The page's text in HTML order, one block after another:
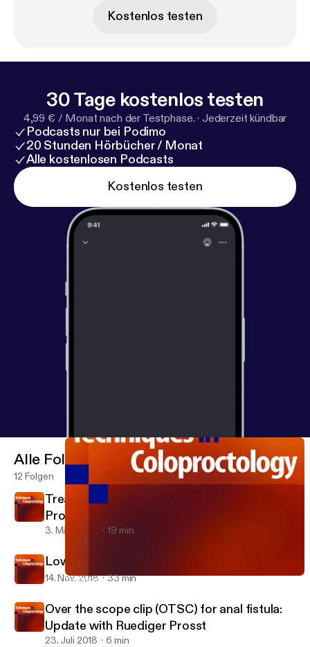
Kostenlos testen
30 Tage kostenlos testen
4,99 € / Monat nach der Testphase. · Jederzeit kündbar
Podcasts nur bei Podimo
20 Stunden Hörbücher / Monat
Alle kostenlosen Podcasts
Kostenlos testen
Treatment options for haemorrhoids with Professor Steve Brown
Alle Folgen
12 Folgen
Treatment options for haemorrhoids with
Professor Steve Brown
3. März 2019 19 min
Low Anterior Resection Syndrome
14. Nov. 2018 33 min
Over the scope clip (OTSC) for anal fistula:
Update with Ruediger Prosst
23. Juli 2018 6 min